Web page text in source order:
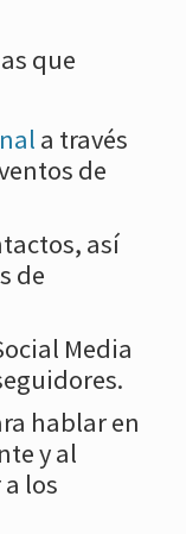
que
a través
de
así
de
Media
hablar en
y al
los